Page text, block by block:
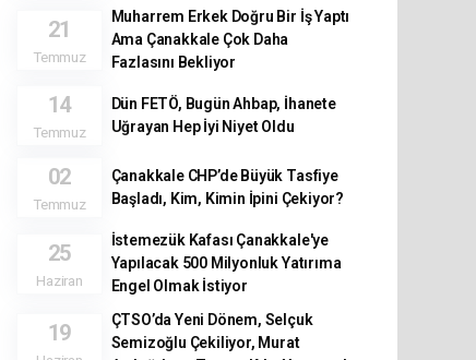
21
Temmuz
Muharrem Erkek Doğru Bir İş Yaptı
Ama Çanakkale Çok Daha
Fazlasını Bekliyor
14
Temmuz
Dün FETÖ, Bugün Ahbap, İhanete
Uğrayan Hep İyi Niyet Oldu
02
Temmuz
Çanakkale CHP’de Büyük Tasfiye
Başladı, Kim, Kimin İpini Çekiyor?
25
Haziran
İstemezük Kafası Çanakkale'ye
Yapılacak 500 Milyonluk Yatırıma
Engel Olmak İstiyor
19
ÇTSO’da Yeni Dönem, Selçuk
Semizoğlu Çekiliyor, Murat